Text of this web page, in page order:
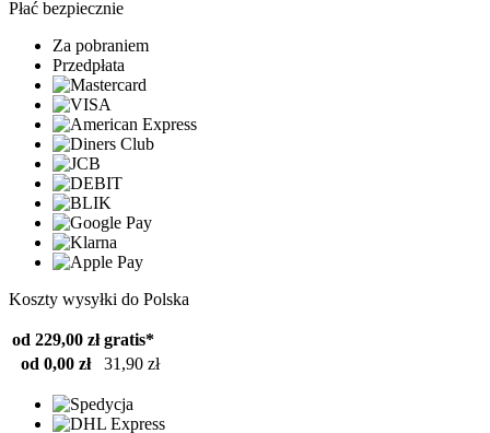
Płać bezpiecznie
Za pobraniem
Przedpłata
Koszty wysyłki do Polska
od 229,00 zł gratis*
od 0,00 zł
31,90 zł